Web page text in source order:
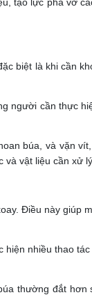
biệt là khi cần
người cần thực
búa, và vặn
và vật liệu cần xử lý.
Điều này giúp
nhiều thao
thường đắt